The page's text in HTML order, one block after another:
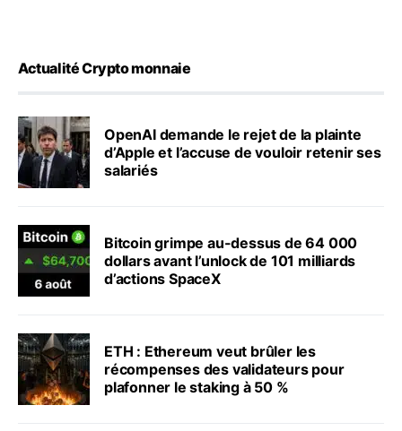
Actualité Crypto monnaie
OpenAI demande le rejet de la plainte
d’Apple et l’accuse de vouloir retenir ses
salariés
Bitcoin grimpe au-dessus de 64 000
dollars avant l’unlock de 101 milliards
d’actions SpaceX
ETH : Ethereum veut brûler les
récompenses des validateurs pour
plafonner le staking à 50 %